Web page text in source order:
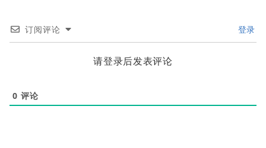
订阅评论 登录
请登录后发表评论
0 评论